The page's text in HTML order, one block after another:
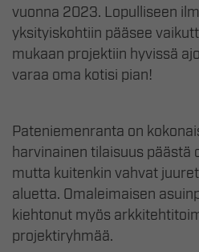
vuonna 2023. Lopulliseen
yksityiskohtiin pääsee
mukaan projektiin hyvissä
varaa oma kotisi pian!
Pateniemenranta on
harvinainen tilaisuus päästä
mutta kuitenkin vahvat
aluetta. Omaleimaisen
kiehtonut myös
projektiryhmää.